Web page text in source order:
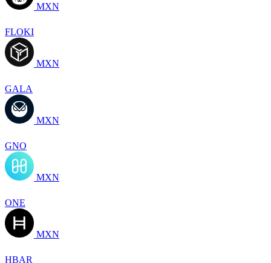
MXN
FLOKI
MXN
GALA
MXN
GNO
MXN
ONE
MXN
HBAR